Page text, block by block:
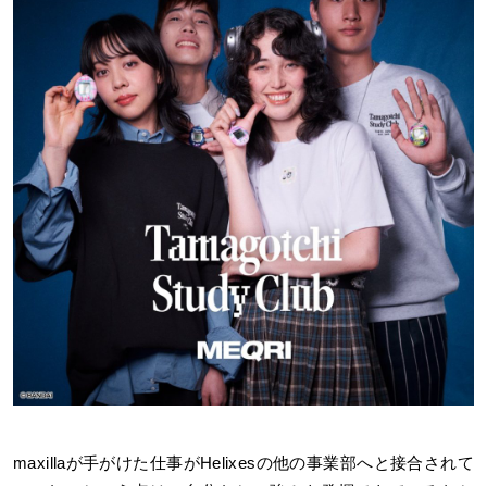
maxillaが手がけた仕事がHelixesの他の事業部へと接合されて